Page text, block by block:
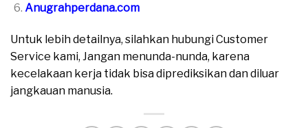
Anugrahperdana.com
Untuk lebih detailnya, silahkan hubungi Customer
Service kami, Jangan menunda-nunda, karena
kecelakaan kerja tidak bisa diprediksikan dan diluar
jangkauan manusia.